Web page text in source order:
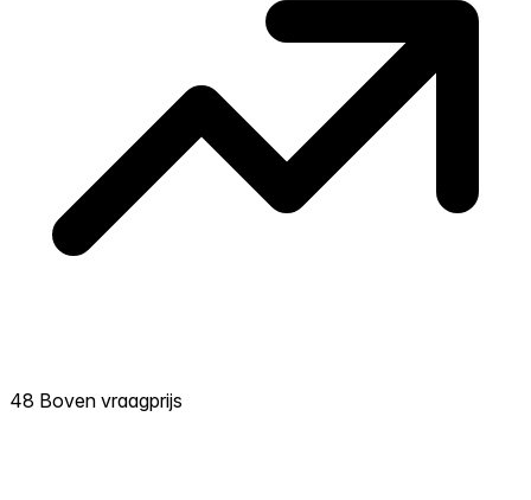
48 Boven vraagprijs